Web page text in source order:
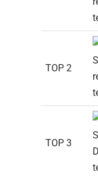
TOP 2
TOP 3